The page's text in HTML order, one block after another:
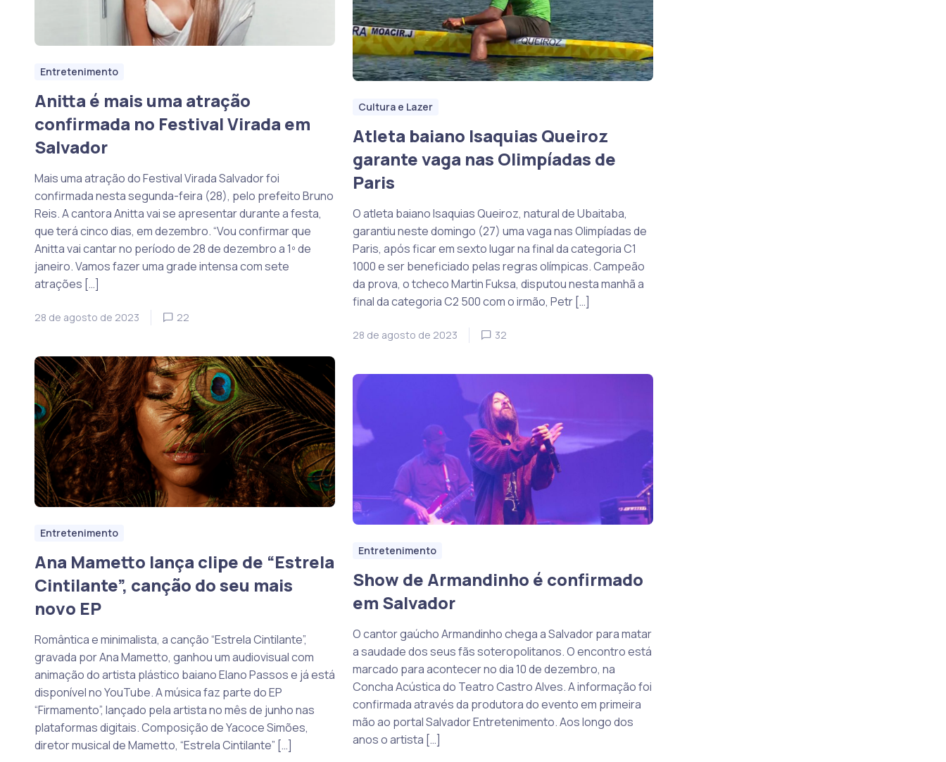
Entretenimento
Anitta é mais uma atração
confirmada no Festival Virada em
Salvador
Mais uma atração do Festival Virada Salvador foi
confirmada nesta segunda-feira (28), pelo prefeito Bruno
Reis. A cantora Anitta vai se apresentar durante a festa,
que terá cinco dias, em dezembro. “Vou confirmar que
Anitta vai cantar no período de 28 de dezembro a 1º de
janeiro. Vamos fazer uma grade intensa com sete
atrações […]
28 de agosto de 2023 22
Cultura e Lazer
Atleta baiano Isaquias Queiroz
garante vaga nas Olimpíadas de
Paris
O atleta baiano Isaquias Queiroz, natural de Ubaitaba,
garantiu neste domingo (27) uma vaga nas Olimpíadas de
Paris, após ficar em sexto lugar na final da categoria C1
1000 e ser beneficiado pelas regras olímpicas. Campeão
da prova, o tcheco Martin Fuksa, disputou nesta manhã a
final da categoria C2 500 com o irmão, Petr […]
28 de agosto de 2023 32
Entretenimento
Ana Mametto lança clipe de “Estrela
Cintilante”, canção do seu mais
novo EP
Romântica e minimalista, a canção “Estrela Cintilante”,
gravada por Ana Mametto, ganhou um audiovisual com
animação do artista plástico baiano Elano Passos e já está
disponível no YouTube. A música faz parte do EP
“Firmamento”, lançado pela artista no mês de junho nas
plataformas digitais. Composição de Yacoce Simões,
diretor musical de Mametto, “Estrela Cintilante” […]
Entretenimento
Show de Armandinho é confirmado
em Salvador
O cantor gaúcho Armandinho chega a Salvador para matar
a saudade dos seus fãs soteropolitanos. O encontro está
marcado para acontecer no dia 10 de dezembro, na
Concha Acústica do Teatro Castro Alves. A informação foi
confirmada através da produtora do evento em primeira
mão ao portal Salvador Entretenimento. Aos longo dos
anos o artista […]